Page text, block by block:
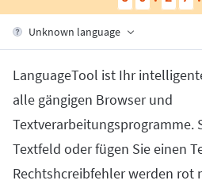
Firefox
Opera
Outlook
BETA
Apple Mail
Thunderbird
Google Docs
Word
Apple Pages
Перемкнути підменю
macOS
Windows
Для компаній
API
Блог
Кар'єра
Unknown language
LanguageTool ist Ihr
alle gängigen Browser und
Textverarbeitungsprogramme.
Textfeld oder fügen Sie einen
Rechtshcreibfehler werden rot